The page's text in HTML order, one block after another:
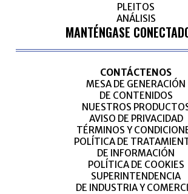
PLEITOS
ANÁLISIS
MANTÉNGASE
CONTÁCTENOS
MESA DE GENERACIÓN
DE CONTENIDOS
NUESTROS
AVISO DE PRIVACIDAD
TÉRMINOS Y
POLÍTICA DE
DE INFORMACIÓN
POLÍTICA DE COOKIES
SUPERINTENDENCIA
DE INDUSTRIA Y